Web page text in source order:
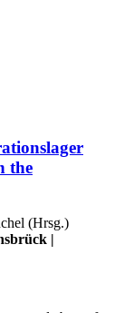
the
(Hrsg.)
|